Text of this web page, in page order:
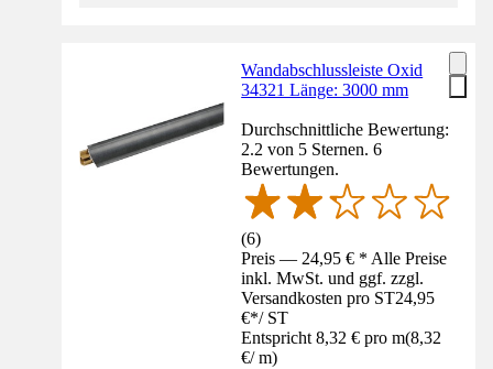
Wandabschlussleiste Oxid
34321 Länge: 3000 mm
Durchschnittliche Bewertung:
2.2 von 5 Sternen. 6
Bewertungen.
(6)
Preis — 24,95 € * Alle Preise
inkl. MwSt. und ggf. zzgl.
Versandkosten pro ST24,95
€*/ ST
Entspricht 8,32 € pro m(8,32
€/ m)